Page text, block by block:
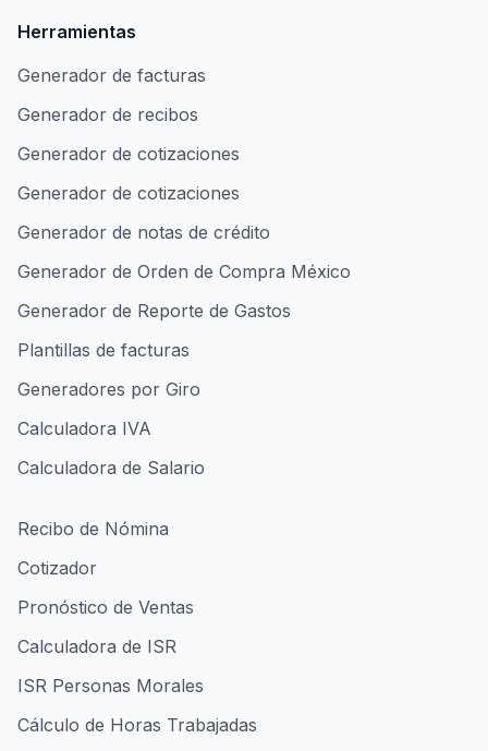
Herramientas
Generador de facturas
Generador de recibos
Generador de cotizaciones
Generador de cotizaciones
Generador de notas de crédito
Generador de Orden de Compra México
Generador de Reporte de Gastos
Plantillas de facturas
Generadores por Giro
Calculadora IVA
Calculadora de Salario
Recibo de Nómina
Cotizador
Pronóstico de Ventas
Calculadora de ISR
ISR Personas Morales
Cálculo de Horas Trabajadas